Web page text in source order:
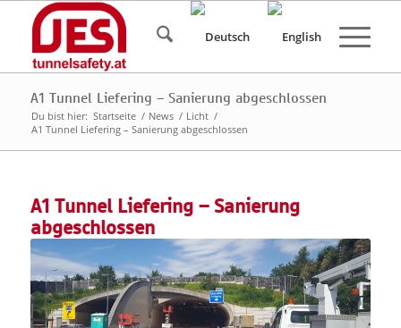
A1 Tunnel Liefering – Sanierung abgeschlossen
Du bist hier: Startseite / News / Licht /
A1 Tunnel Liefering – Sanierung abgeschlossen
A1 Tunnel Liefering – Sanierung
abgeschlossen